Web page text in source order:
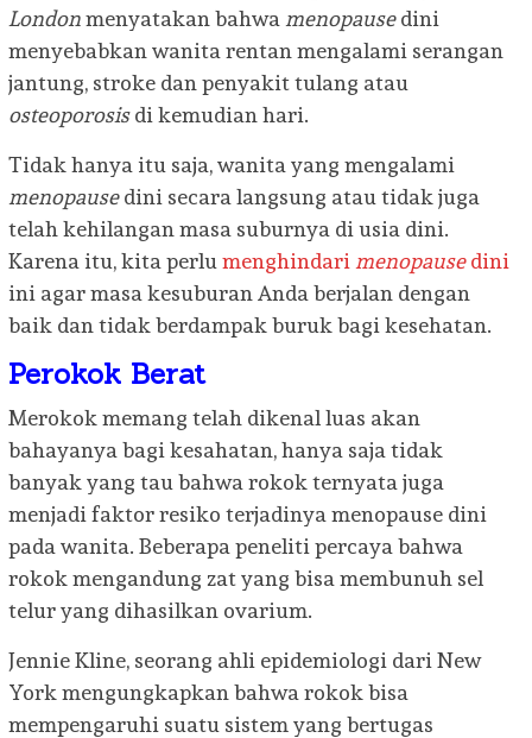
Londonmenyatakan bahwa menopausedini
menyebabkan wanita rentan mengalami serangan
jantung, stroke dan penyakit tulang atau
osteoporosisdi kemudian hari.
Tidak hanya itu saja, wanita yang mengalami
menopausedini secara langsung atau tidak juga
telah kehilangan masa suburnya di usia dini.
Karena itu, kita perlu menghindari menopausedini
ini agar masa kesuburan Anda berjalan dengan
baik dan tidak berdampak buruk bagi kesehatan.
Perokok Berat
Merokok memang telah dikenal luas akan
bahayanya bagi kesahatan, hanya saja tidak
banyak yang tau bahwa rokok ternyata juga
menjadi faktor resiko terjadinya menopause dini
pada wanita. Beberapa peneliti percaya bahwa
rokok mengandung zat yang bisa membunuh sel
telur yang dihasilkan ovarium.
Jennie Kline, seorang ahli epidemiologi dari New
York mengungkapkan bahwa rokok bisa
mempengaruhi suatu sistem yang bertugas